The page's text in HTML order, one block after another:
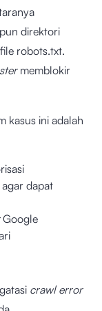
direktori
robots.txt.
memblokir
kasus ini adalah
dapat
Google
crawl error